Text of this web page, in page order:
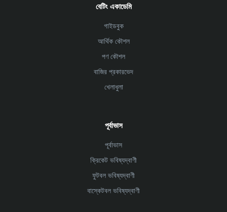
বেটিং একাডেমি
গাইডবুক
আর্থিক কৌশল
পণ কৌশল
বাজির প্রকারভেদ
খেলাধুলা
পূর্বাভাস
পূর্বাভাস
ক্রিকেট ভবিষ্যদ্বাণী
ফুটবল ভবিষ্যদ্বাণী
বাস্কেটবল ভবিষ্যদ্বাণী